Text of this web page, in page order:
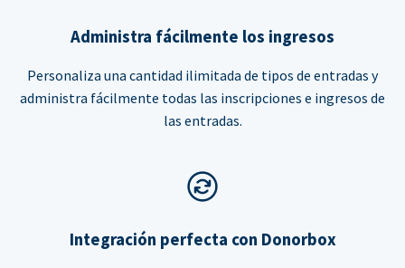
Administra fácilmente los ingresos
Personaliza una cantidad ilimitada de tipos de entradas y
administra fácilmente todas las inscripciones e ingresos de
las entradas.
Integración perfecta con Donorbox